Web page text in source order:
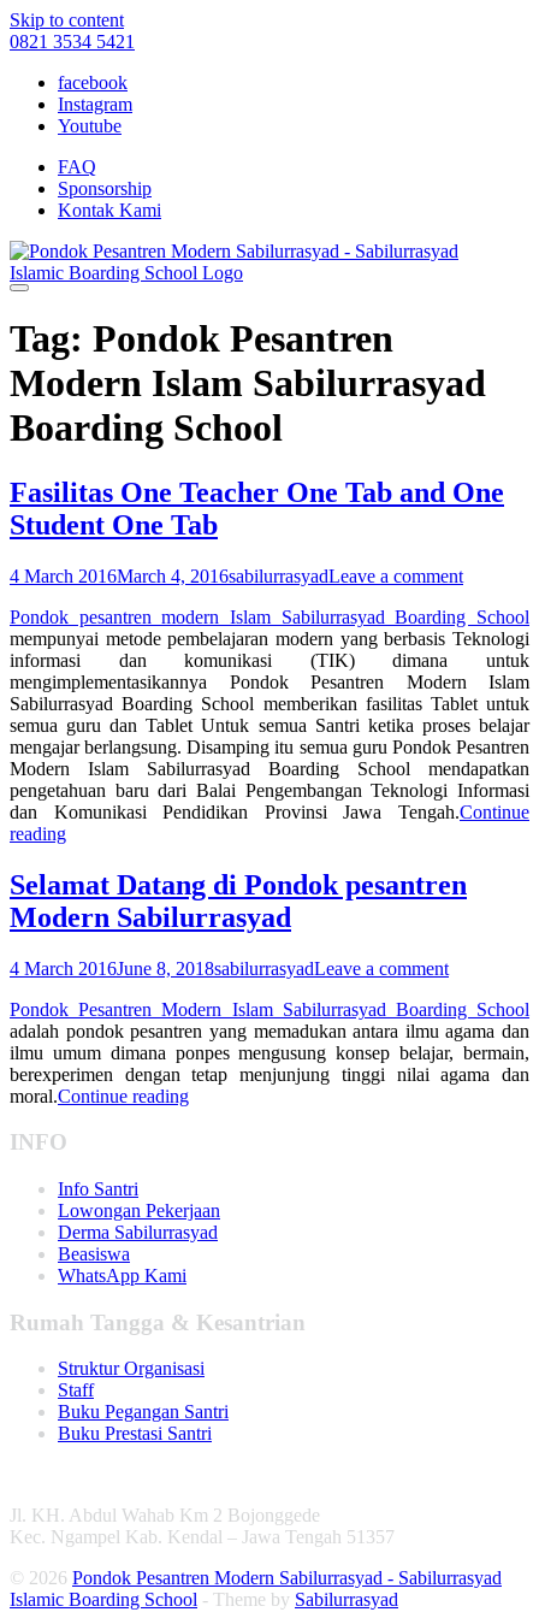
Skip to content
0821 3534 5421
facebook
Instagram
Youtube
FAQ
Sponsorship
Kontak Kami
Tag: Pondok Pesantren
Modern Islam Sabilurrasyad
Boarding School
Fasilitas One Teacher One Tab and One
Student One Tab
4 March 2016March 4, 2016sabilurrasyadLeave a comment
Pondok pesantren modern Islam Sabilurrasyad Boarding School
mempunyai metode pembelajaran modern yang berbasis Teknologi
informasi dan komunikasi (TIK) dimana untuk
mengimplementasikannya Pondok Pesantren Modern Islam
Sabilurrasyad Boarding School memberikan fasilitas Tablet untuk
semua guru dan Tablet Untuk semua Santri ketika proses belajar
mengajar berlangsung. Disamping itu semua guru Pondok Pesantren
Modern Islam Sabilurrasyad Boarding School mendapatkan
pengetahuan baru dari Balai Pengembangan Teknologi Informasi
dan Komunikasi Pendidikan Provinsi Jawa Tengah.Continue
reading
Selamat Datang di Pondok pesantren
Modern Sabilurrasyad
4 March 2016June 8, 2018sabilurrasyadLeave a comment
Pondok Pesantren Modern Islam Sabilurrasyad Boarding School
adalah pondok pesantren yang memadukan antara ilmu agama dan
ilmu umum dimana ponpes mengusung konsep belajar, bermain,
berexperimen dengan tetap menjunjung tinggi nilai agama dan
moral.Continue reading
INFO
Info Santri
Lowongan Pekerjaan
Derma Sabilurrasyad
Beasiswa
WhatsApp Kami
Rumah Tangga & Kesantrian
Struktur Organisasi
Staff
Buku Pegangan Santri
Buku Prestasi Santri
Jl. KH. Abdul Wahab Km 2 Bojonggede
Kec. Ngampel Kab. Kendal – Jawa Tengah 51357
© 2026 Pondok Pesantren Modern Sabilurrasyad - Sabilurrasyad
Islamic Boarding School - Theme by Sabilurrasyad